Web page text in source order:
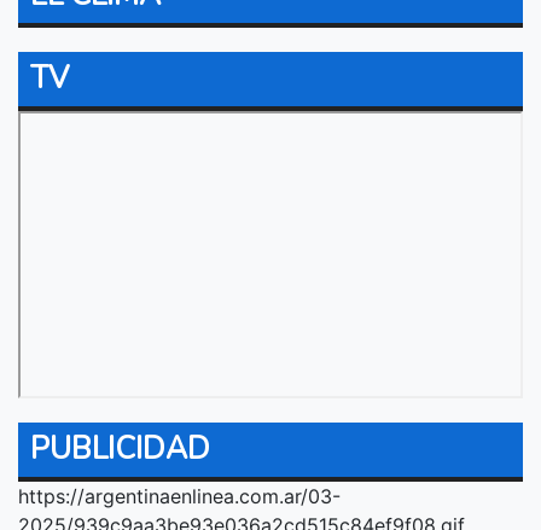
TV
PUBLICIDAD
https://argentinaenlinea.com.ar/03-